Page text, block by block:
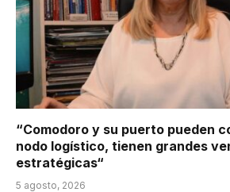
“Comodoro y su puerto pueden
nodo logístico, tienen grandes
estratégicas“
5 agosto, 2026